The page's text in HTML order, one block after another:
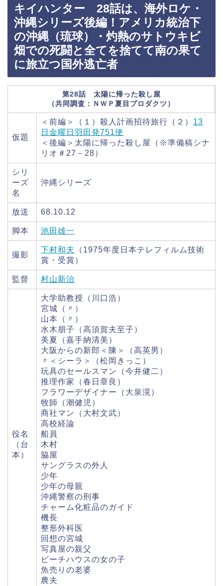
キイハンター 28話は、海外ロケ・
沖縄シリーズ後編！アメリカ統治下
の沖縄（琉球）・灼熱のサトウキビ
畑での死闘と全てを捨てて南の果て
に旅立つ国外逃亡者
第28話 太陽に帰った殺し屋
（共同調査：ＮＷＰ夏目プロダクツ）
仮題
＜前編＞（１）殺人計画招待旅行（２） 13
日金曜日羽田発751便
＜後編＞太陽に帰った殺し屋（※準備稿シナ
リオ＃27－28）
シリ
ーズ
名
沖縄シリーズ
放送 68.10.12
脚本 池田雄一
撮影
下村和夫
（1975年度日本テレフィルム技術
賞・受賞）
監督 村山新治
役名
（台
本）
大学助教授（川口浩）
宮城（〃）
山本（〃）
水木朋子（高須賀夫至子）
美夏（嘉手納清美）
大阪からの新郎＜陳＞（高英男）
〃＜シーラ＞（松岡きっこ）
玩具のセールスマン（今井健二）
推理作家（春日章良）
フラワーデザイナー（大泉滉）
牧師（潮健児）
商社マン（大村文武）
高校経論
船員
木村
脇屋
サングラスの外人
少年
少年の母親
沖縄警察の刑事
チャーム化粧品のガイド
機長
整形外科医
回想の宮城
写真屋の親父
ビーチハウスの女の子
魚売りの老婆
農夫